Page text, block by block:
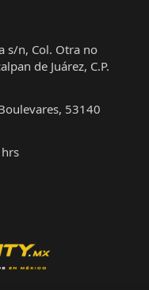
s/n, Col. Otra no
de Juárez, C.P.
53140